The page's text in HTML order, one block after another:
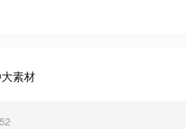
素材